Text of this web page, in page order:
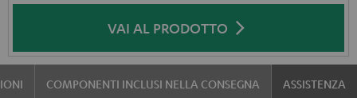
VAI AL PRODOTTO
COMPONENTI INCLUSI NELLA CONSEGNA ASSISTENZA